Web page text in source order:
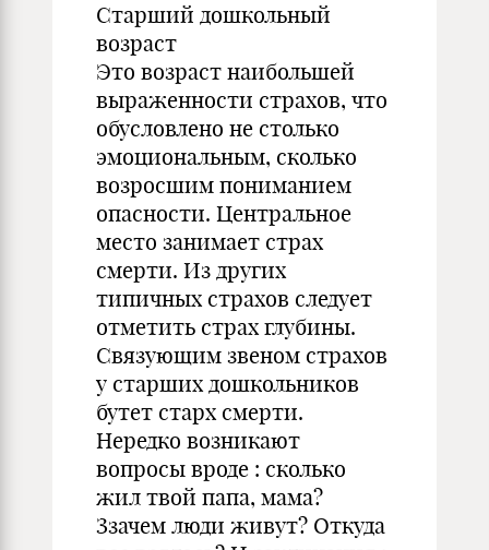
Старший дошкольный
возраст
Это возраст наибольшей
выраженности страхов, что
обусловлено не столько
эмоциональным, сколько
возросшим пониманием
опасности. Центральное
место занимает страх
смерти. Из других
типичных страхов следует
отметить страх глубины.
Связующим звеном страхов
у старших дошкольников
бутет старх смерти.
Нередко возникают
вопросы вроде : сколько
жил твой папа, мама?
Ззачем люди живут? Откуда